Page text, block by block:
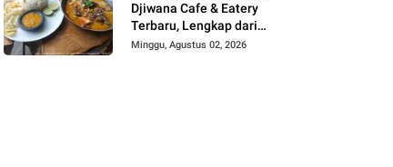
Djiwana Cafe & Eatery
Terbaru, Lengkap dari
Croissant, Pizza hingga
Minggu, Agustus 02, 2026